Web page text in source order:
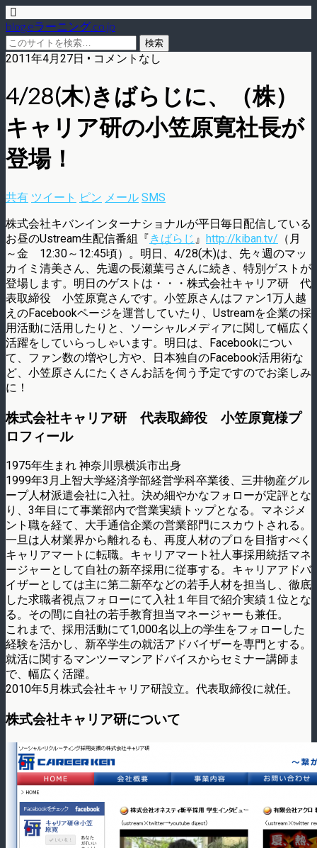
blog.eラーニング.co.jp
2011年4月27日 • コメントなし
4/28(木)きばらじに、（株）
キャリア研の小笠原寛社長が
登場！
共有 ツイート ピン メール SMS
株式会社キバンインターナショナルが平日毎日配信している
お昼のUstream生配信番組『きばらじ 』 http://kiban.tv/ （月
～金 12:30～12:45頃）。明日、4/28(木)は、先々週のマッ
カイミ清美さん、先週の長瀬葉弓さんに続き、特別ゲストが
登場します。明日のゲストは・・・株式会社キャリア研 代
表取締役 小笠原寛さんです。小笠原さんはファン1万人越
えのFacebookページを運営していたり、Ustreamを企業の採
用活動に活用したりと、ソーシャルメディアに関して幅広く
活躍をしていらっしゃいます。明日は、Facebookについ
て、ファン数の増やし方や、日本独自のFacebook活用術な
ど、小笠原さんにたくさんお話を伺う予定ですのでお楽しみ
に！
株式会社キャリア研 代表取締役 小笠原寛様プ
ロフィール
1975年生まれ 神奈川県横浜市出身
1999年3月上智大学経済学部経営学科卒業後、三井物産グル
ープ人材派遣会社に入社。決め細やかなフォローが定評とな
り、3年目にて事業部内で営業実績トップとなる。マネジメ
ント職を経て、大手通信企業の営業部門にスカウトされる。
一旦は人材業界から離れるも、再度人材のプロを目指すべく
キャリアマートに転職。キャリアマート社人事採用統括マネ
ージャーとして自社の新卒採用に従事する。キャリアアドバ
イザーとしては主に第二新卒などの若手人材を担当し、徹底
した求職者視点フォローにて入社１年目で紹介実績１位とな
る。その間に自社の若手教育担当マネージャーも兼任。
これまで、採用活動にて1,000名以上の学生をフォローした
経験を活かし、新卒学生の就活アドバイザーを専門とする。
就活に関するマンツーマンアドバイスからセミナー講師ま
で、幅広く活躍。
2010年5月株式会社キャリア研設立。代表取締役に就任。
株式会社キャリア研について